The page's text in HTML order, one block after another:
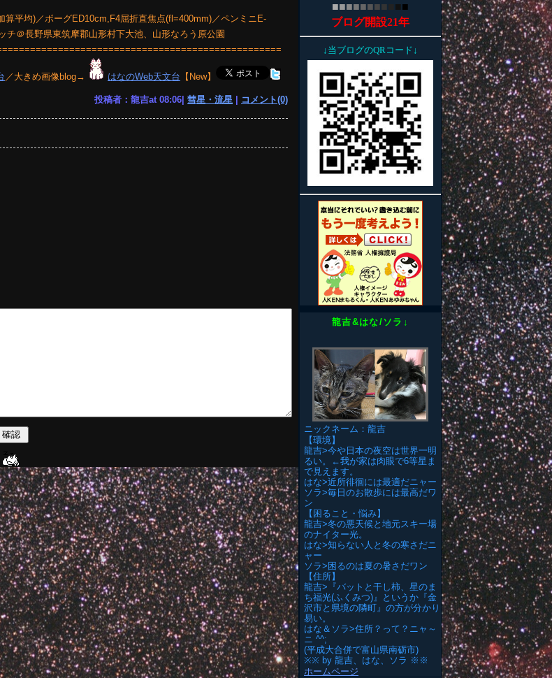
算平均)／ボーグED10cm,F4屈折直焦点(fl=400mm)／ペンミニE-
チ＠長野県東筑摩郡山形村下大池、山形なろう原公園
／大きめ画像blog→ はなのWeb天文台 【New】
投稿者：龍吉at 08:06| 彗星・流星 コメント(0)
■■■■■■■■ ■■
ブログ開設21年
↓当ブログのQRコード↓
龍吉&はな/ソラ↓
ニックネーム：龍吉
【環境】
龍吉>今や日本の夜空は世界一明
るい。←我が家は肉眼で6等星ま
で見えます。
はな>近所徘徊には最適だニャー
ソラ>毎日のお散歩には最高だワ
ン
【困ること・悩み】
龍吉>冬の悪天候と地元スキー場
のナイター光。
はな>知らない人と冬の寒さだニ
ャー
ソラ>困るのは夏の暑さだワン
【住所】
龍吉>『バットと干し柿、星のま
ち福光(ふくみつ)』というか『金
沢市と県境の隣町』の方が分かり
易い。
はな＆ソラ>住所？って？ニャ～
ニ ^^;
(平成大合併で富山県南砺市)
※※ by 龍吉、はな、ソラ ※※
ホームページ